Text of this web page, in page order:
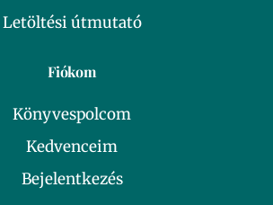
Letöltési útmutató
Fiókom
Könyvespolcom
Kedvenceim
Bejelentkezés